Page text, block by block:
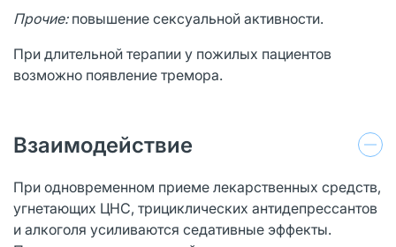
Прочие: повышение сексуальной активности.
При длительной терапии у пожилых пациентов
возможно появление тремора.
Взаимодействие
При одновременном приеме лекарственных средств,
угнетающих ЦНС, трициклических антидепрессантов
и алкоголя усиливаются седативные эффекты.